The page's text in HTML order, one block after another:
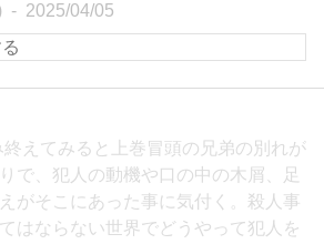
2025/04/05
終えてみると上巻冒頭の兄弟の別れが
で、犯人の動機や口の中の木屑、足
がそこにあった事に気付く。殺人事
はならない世界でどうやって犯人を